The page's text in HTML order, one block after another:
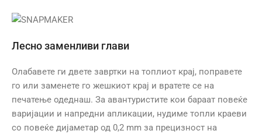
Лесно заменливи глави
Олабавете ги двете завртки на топлиот крај, поправете
го или заменете го жешкиот крај и вратете се на
печатење одеднаш. За авантуристите кои бараат повеќе
варијации и напредни апликации, нудиме топли краеви
со повеќе дијаметар од 0,2 mm за прецизност на